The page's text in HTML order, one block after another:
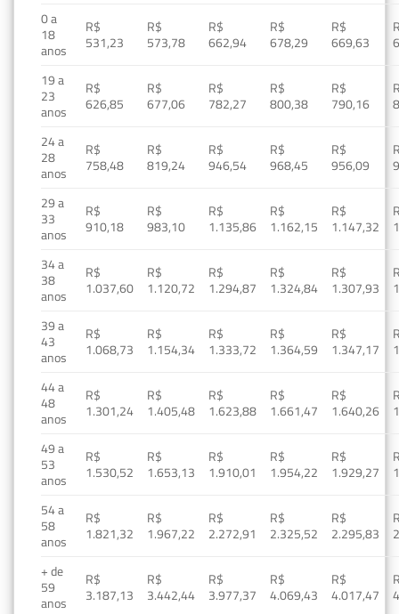
0 a
18
anos
R$
531,23
R$
573,78
R$
662,94
R$
678,29
R$
669,63
19 a
23
anos
R$
626,85
R$
677,06
R$
782,27
R$
800,38
R$
790,16
24 a
28
anos
R$
758,48
R$
819,24
R$
946,54
R$
968,45
R$
956,09
29 a
33
anos
R$
910,18
R$
983,10
R$
1.135,86
R$
1.162,15
R$
1.147,32
34 a
38
anos
R$
1.037,60
R$
1.120,72
R$
1.294,87
R$
1.324,84
R$
1.307,93
39 a
43
anos
R$
1.068,73
R$
1.154,34
R$
1.333,72
R$
1.364,59
R$
1.347,17
44 a
48
anos
R$
1.301,24
R$
1.405,48
R$
1.623,88
R$
1.661,47
R$
1.640,26
49 a
53
anos
R$
1.530,52
R$
1.653,13
R$
1.910,01
R$
1.954,22
R$
1.929,27
54 a
58
anos
R$
1.821,32
R$
1.967,22
R$
2.272,91
R$
2.325,52
R$
2.295,83
+ de
59
anos
R$
3.187,13
R$
3.442,44
R$
3.977,37
R$
4.069,43
R$
4.017,47